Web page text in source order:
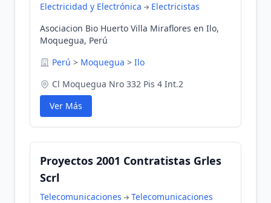
Electricidad y Electrónica
Electricistas
Asociacion Bio Huerto Villa Miraflores en Ilo,
Moquegua, Perú
Perú > Moquegua > Ilo
Cl Moquegua Nro 332 Pis 4 Int.2
Ver Más
Proyectos 2001 Contratistas Grles
Scrl
Telecomunicaciones Telecomunicaciones